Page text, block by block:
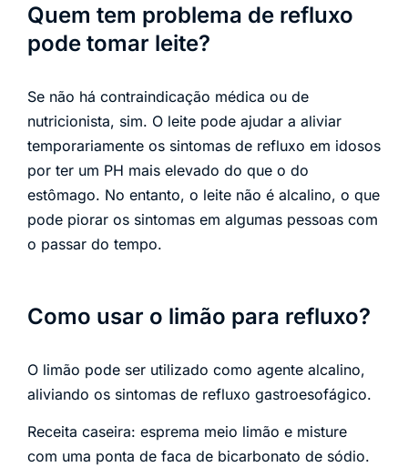
Quem tem problema de refluxo
pode tomar leite?
Se não há contraindicação médica ou de
nutricionista, sim. O leite pode ajudar a aliviar
temporariamente os sintomas de refluxo em idosos
por ter um PH mais elevado do que o do
estômago. No entanto, o leite não é alcalino, o que
pode piorar os sintomas em algumas pessoas com
o passar do tempo.
Como usar o limão para refluxo?
O limão pode ser utilizado como agente alcalino,
aliviando os sintomas de refluxo gastroesofágico.
Receita caseira: esprema meio limão e misture
com uma ponta de faca de bicarbonato de sódio.